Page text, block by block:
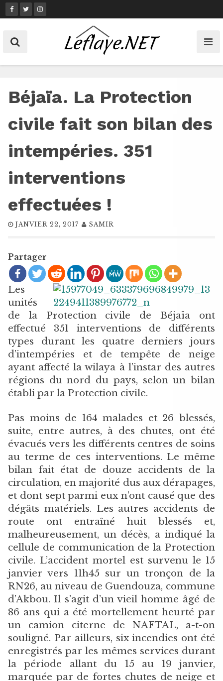
Skip
to
Béjaïa. La Protection
civile fait son bilan des
intempéries. 351
interventions
effectuées !
JANVIER 22, 2017 SAMIR
Partager
Les
unités
de la Protection civile de Béjaïa ont
effectué 351 interventions de différents
types durant les quatre derniers jours
d’intempéries et de tempête de neige
ayant affecté la wilaya à l’instar des autres
régions du nord du pays, selon un bilan
établi par la Protection civile.
Pas moins de 164 malades et 26 blessés,
suite, entre autres, à des chutes, ont été
évacués vers les différents centres de soins
au terme de ces interventions. Le même
bilan fait état de douze accidents de la
circulation, en majorité dus aux dérapages,
et dont sept parmi eux n’ont causé que des
dégâts matériels. Les autres accidents de
route ont entraîné huit blessés et,
malheureusement, un décès, a indiqué la
cellule de communication de la Protection
civile. L’accident mortel est survenu le 15
janvier vers 11h45 sur un tronçon de la
RN26, au niveau de Guendouza, commune
d’Akbou. Il s’agit d’un vieil homme âgé de
86 ans qui a été mortellement heurté par
un camion citerne de NAFTAL, a-t-on
souligné. Par ailleurs, six incendies ont été
enregistrés par les mêmes services durant
la période allant du 15 au 19 janvier,
marquée par de fortes chutes de neige et